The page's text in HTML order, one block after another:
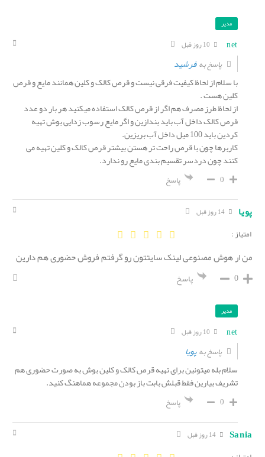
مدیر
net
پاسخ بهفرشید
با سلام از لحاظ کیفیت فرقی نیست و قرص کالک و کلین همانند مایع و قرص
کلین هست .
از لحاظ طرز مصرف هم اگر از قرص کالک استفاده میکنید هر بار دو عدد
قرص کالک داخل آب باید بندازین و اگر مایع رسوب زدایی بوش تهیه
کردین باید 100 میل داخل آب بریزین.
کاربرها چون با قرص راحت تر هستن بیشتر قرص کالک و کلین تهیه می
کنند چون دردسر تقسیم بندی مایع رو ندارد.
0 پاسخ
پویا
امتیاز :
من ار هوش مصنوعی لینک سایتتون رو گرفتم فروش حضوری هم دارین
0 پاسخ
مدیر
net
پاسخ بهپویا
سلام بله میتونین برای تهیه قرص کالک و کلین بوش به صورت حضوری هم
تشریف بیارین فقط قبلش بابت باز بودن مجموعه هماهنگ کنید.
0 پاسخ
Sania 14 روز قبل